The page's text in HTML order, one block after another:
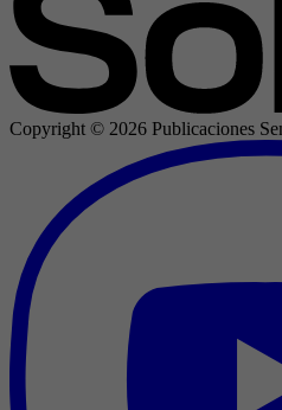
Copyright © 2026 Publicaciones